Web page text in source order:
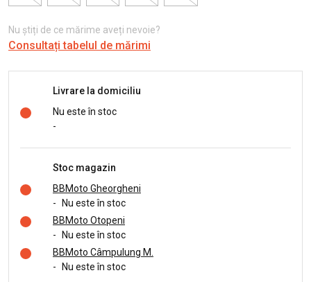
Nu știți de ce mărime aveți nevoie?
Consultați tabelul de mărimi
Livrare la domiciliu
Nu este în stoc
-
Stoc magazin
BBMoto Gheorgheni
-
Nu este în stoc
BBMoto Otopeni
-
Nu este în stoc
BBMoto Câmpulung M.
-
Nu este în stoc